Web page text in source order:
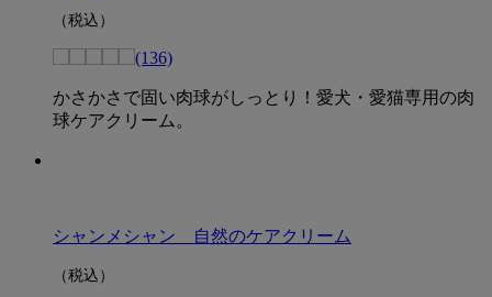
（税込）
(136)
かさかさで固い肉球がしっとり！愛犬・愛猫専用の肉
球ケアクリーム。
シャンメシャン 自然のケアクリーム
（税込）